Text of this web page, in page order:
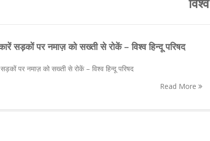
सड़कों पर नमाज़ को सख्ती से रोकें – विश्व हिन्दू परिषद
पर नमाज़ को सख्ती से रोकें – विश्व हिन्दू परिषद
Read More